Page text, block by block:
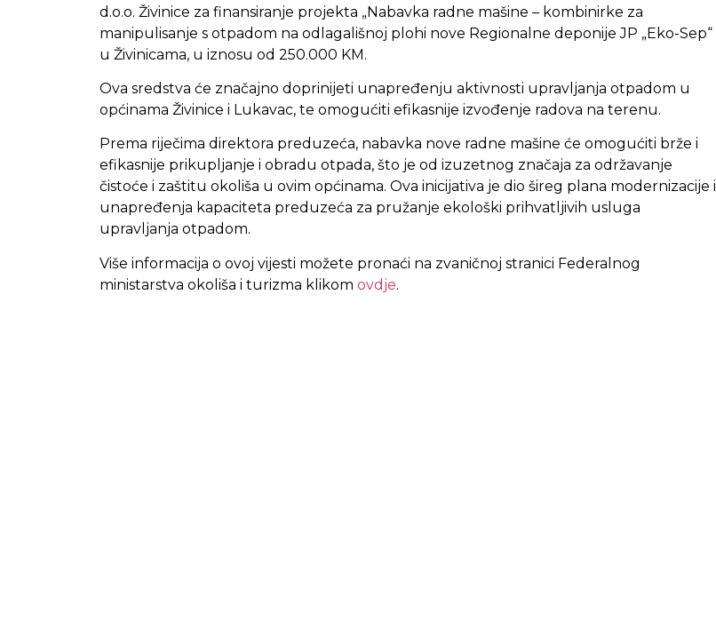
d.o.o. Živinice za finansiranje projekta „Nabavka radne mašine – kombinirke za
manipulisanje s otpadom na odlagališnoj plohi nove Regionalne deponije JP „Eko-Sep“
u Živinicama, u iznosu od 250.000 KM.
Ova sredstva će značajno doprinijeti unapređenju aktivnosti upravljanja otpadom u
općinama Živinice i Lukavac, te omogućiti efikasnije izvođenje radova na terenu.
Prema riječima direktora preduzeća, nabavka nove radne mašine će omogućiti brže i
efikasnije prikupljanje i obradu otpada, što je od izuzetnog značaja za održavanje
čistoće i zaštitu okoliša u ovim općinama. Ova inicijativa je dio šireg plana modernizacije i
unapređenja kapaciteta preduzeća za pružanje ekološki prihvatljivih usluga
upravljanja otpadom.
Više informacija o ovoj vijesti možete pronaći na zvaničnoj stranici Federalnog
ministarstva okoliša i turizma klikom ovdje.